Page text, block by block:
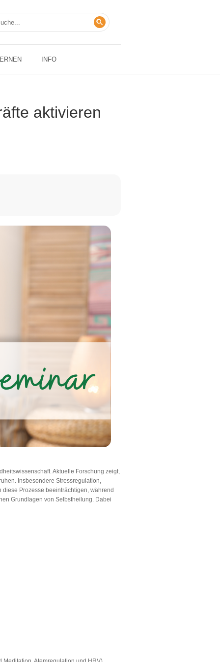
INFO
aktivieren
Aktuelle Forschung zeigt,
Insbesondere Stressregulation,
Prozesse beeinträchtigen, während
Grundlagen von Selbstheilung. Dabei